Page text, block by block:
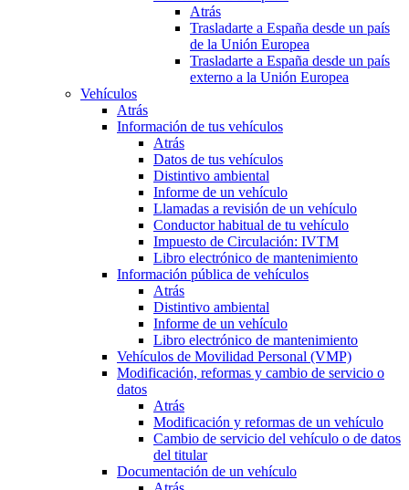
Atrás
Trasladarte a España desde un país
de la Unión Europea
Trasladarte a España desde un país
externo a la Unión Europea
Vehículos
Atrás
Información de tus vehículos
Atrás
Datos de tus vehículos
Distintivo ambiental
Informe de un vehículo
Llamadas a revisión de un vehículo
Conductor habitual de tu vehículo
Impuesto de Circulación: IVTM
Libro electrónico de mantenimiento
Información pública de vehículos
Atrás
Distintivo ambiental
Informe de un vehículo
Libro electrónico de mantenimiento
Vehículos de Movilidad Personal (VMP)
Modificación, reformas y cambio de servicio o
datos
Atrás
Modificación y reformas de un vehículo
Cambio de servicio del vehículo o de datos
del titular
Documentación de un vehículo